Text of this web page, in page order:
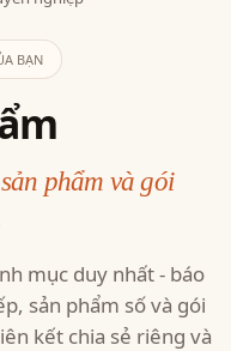
BẠN
phẩm và gói
mục duy nhất - báo
sản phẩm số và gói
kết chia sẻ riêng và